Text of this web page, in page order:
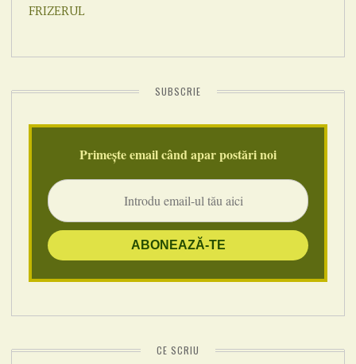
SUBSCRIE
Primește email când apar postări noi
CE SCRIU